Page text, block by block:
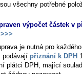
všechny potřebné
výpočet částek v
>>>
je nutná pro
podávají přiznání k DPH
plátci DPH, mající